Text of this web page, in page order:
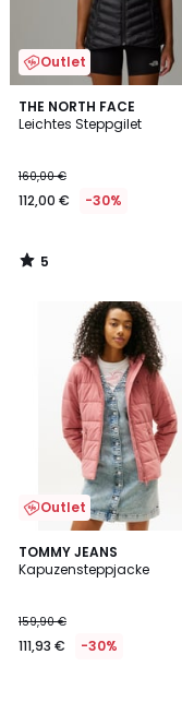
Outlet
THE NORTH FACE
Leichtes Steppgilet
160,00 €
112,00 € -30%
5
/
5
/
Outlet
TOMMY JEANS
Kapuzensteppjacke
159,90 €
111,93 € -30%